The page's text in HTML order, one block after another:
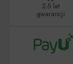
2-5 lat
gwarancji